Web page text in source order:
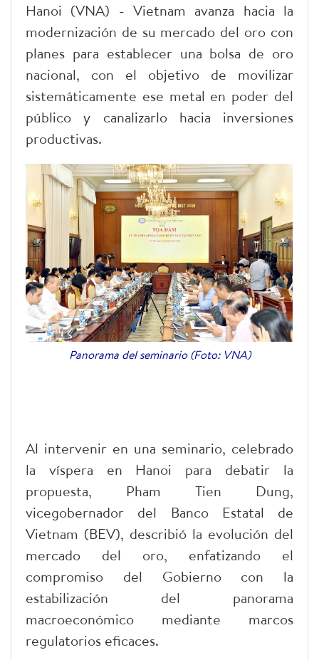
Hanoi (VNA) - Vietnam avanza hacia la
modernización de su mercado del oro con
planes para establecer una bolsa de oro
nacional, con el objetivo de movilizar
sistemáticamente ese metal en poder del
público y canalizarlo hacia inversiones
productivas.
Panorama del seminario (Foto: VNA)
Al intervenir en una seminario, celebrado
la víspera en Hanoi para debatir la
propuesta, Pham Tien Dung,
vicegobernador del Banco Estatal de
Vietnam (BEV), describió la evolución del
mercado del oro, enfatizando el
compromiso del Gobierno con la
estabilización del panorama
macroeconómico mediante marcos
regulatorios eficaces.